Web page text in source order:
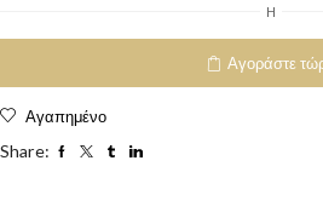
H
Αγοράστε
Αγαπημένο
Share: